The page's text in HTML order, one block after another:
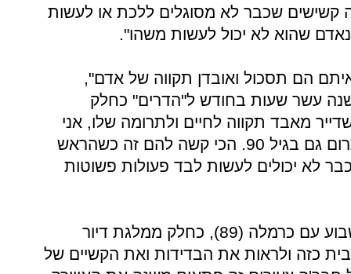
פה קשישים שכבר לא מסוגלים ללכת או לעשות
שהוא לא יכול לעשות משהו".
הם תסכול ואובדן תקווה של אדם",
התורם כבר שנה עשר שעות בחודש ל"הדרים" כחלק
מאבד תקווה לחיים ולתרומה שלו, אני
מנסה להסביר לו כמה הוא יכול לתרום גם בגיל 90. הכי קשה להם זה כשהראש
לא יכולים לעשות לבד פעולות פשוטות
גם שי סול (25) נפגשת פעמיים בשבוע עם כרמלה (89), כחלק ממלגת דיור
כזה ולראות את הבדידות ואת הקשיים של